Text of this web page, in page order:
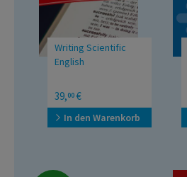
Writing Scientific
English
A Workbook
39,00 €
In den Warenkorb